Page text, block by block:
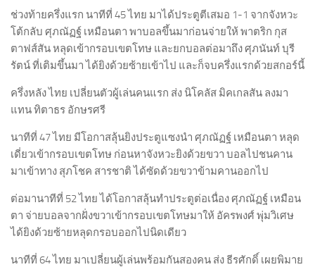
ช่วงท้ายครึ่งแรก นาทีที่ 45 ไทย มาได้ประตูตีเสมอ 1-1 จากจังหวะ
โต้กลับ ศุภณัฏฐ์ เหมือนตา พาบอลขึ้นมาก่อนจ่ายให้ พาตริก กุส
ตาฟส์สัน หลุดเข้ากรอบเขตโทษ และยกบอลต่อมาถึง ศุภนันท์ บุรี
รัตน์ ที่เติมขึ้นมา ได้ยิงด้วยซ้ายเข้าไป และก็จบครึ่งแรกด้วยสกอร์นี้
ครึ่งหลัง ไทย เปลี่ยนตัวผู้เล่นคนแรก ส่ง นิโคลัส มิคเกลสัน ลงมา
แทน ทิตาธร อักษรศรี
นาทีที่ 47 ไทย มีโอกาสลุ้นยิงประตูแซงนำ ศุภณัฏฐ์ เหมือนตา หลุด
เดี่ยวเข้ากรอบเขตโทษ ก่อนหาจังหวะยิงด้วยขวา บอลไปชนคาน
มาเข้าทาง สุภโชค สารชาติ ได้ซัดด้วยขวาข้ามคานออกไป
ต่อมานาทีที่ 52 ไทย ได้โอกาสลุ้นทำประตูต่อเนื่อง ศุภณัฏฐ์ เหมือน
ตา จ่ายบอลจากฝั่งขวาเข้ากรอบเขตโทษมาให้ อัครพงศ์ พุ่มวิเศษ
ได้ยิงด้วยซ้ายหลุดกรอบออกไปนิดเดียว
นาทีที่ 64 ไทย มาเปลี่ยนผู้เล่นพร้อมกันสองคน ส่ง ธีรศักดิ์ เผยพิมาย